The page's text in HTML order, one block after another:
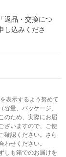
返品・交換につ
し込みくださ
表示するよう努めて
量、パッケージ、
のため、実際にお届
ざいますので、ご使
確認ください。さら
せください。
しも箱でのお届けを